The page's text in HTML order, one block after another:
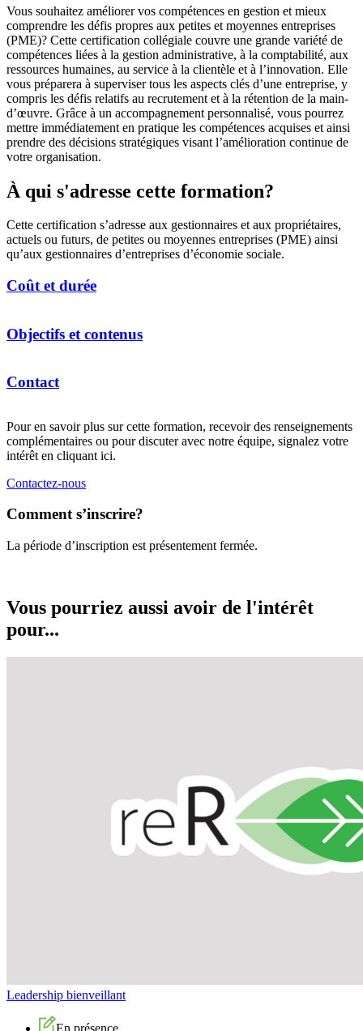
Vous souhaitez améliorer vos compétences en gestion et mieux
comprendre les défis propres aux petites et moyennes entreprises
(PME)? Cette certification collégiale couvre une grande variété de
compétences liées à la gestion administrative, à la comptabilité, aux
ressources humaines, au service à la clientèle et à l’innovation. Elle
vous préparera à superviser tous les aspects clés d’une entreprise, y
compris les défis relatifs au recrutement et à la rétention de la main-
d’œuvre. Grâce à un accompagnement personnalisé, vous pourrez
mettre immédiatement en pratique les compétences acquises et ainsi
prendre des décisions stratégiques visant l’amélioration continue de
votre organisation.
À qui s'adresse cette formation?
Cette certification s’adresse aux gestionnaires et aux propriétaires,
actuels ou futurs, de petites ou moyennes entreprises (PME) ainsi
qu’aux gestionnaires d’entreprises d’économie sociale.
Coût et durée
Objectifs et contenus
différencier les aspects de la gestion d’une petite ou d’une
moyenne entreprise (PME), incluant l’administration, la
comptabilité, les ressources humaines et le service à la
clientèle;
déterminer les défis liés à la gestion de PME;
développer des stratégies visant l’optimisation des opérations
et l’amélioration de la performance de votre organisation;
appliquer des outils et des méthodes pour la prise de décision
mettre en pratique vos connaissances à travers des études de
À l’issue de la formation, vous serez en mesure de :
Cette formation vous permettra de transformer vos compétences de
gestionnaire en actions concrètes pour diriger une PME avec
Contact
Téléphone :418 364-3341, poste 6226
Sans frais :1 866 424-3341, poste 6226
collegiagim-sae@cegepgim.ca
Téléphone :
Gaspé
Sans frais :1 888 368-2201, poste 6226
Pour en savoir plus sur cette formation, recevoir des renseignements
complémentaires ou pour discuter avec notre équipe, signalez votre
intérêt en cliquant ici.
Contactez-nous
Comment s’inscrire?
La période d’inscription est présentement fermée.
Vous pourriez aussi avoir de l'intérêt
pour...
Leadership bienveillant
En présence